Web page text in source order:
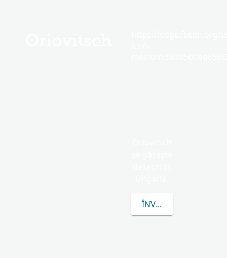
ÎNVAȚĂ MAI MULTE